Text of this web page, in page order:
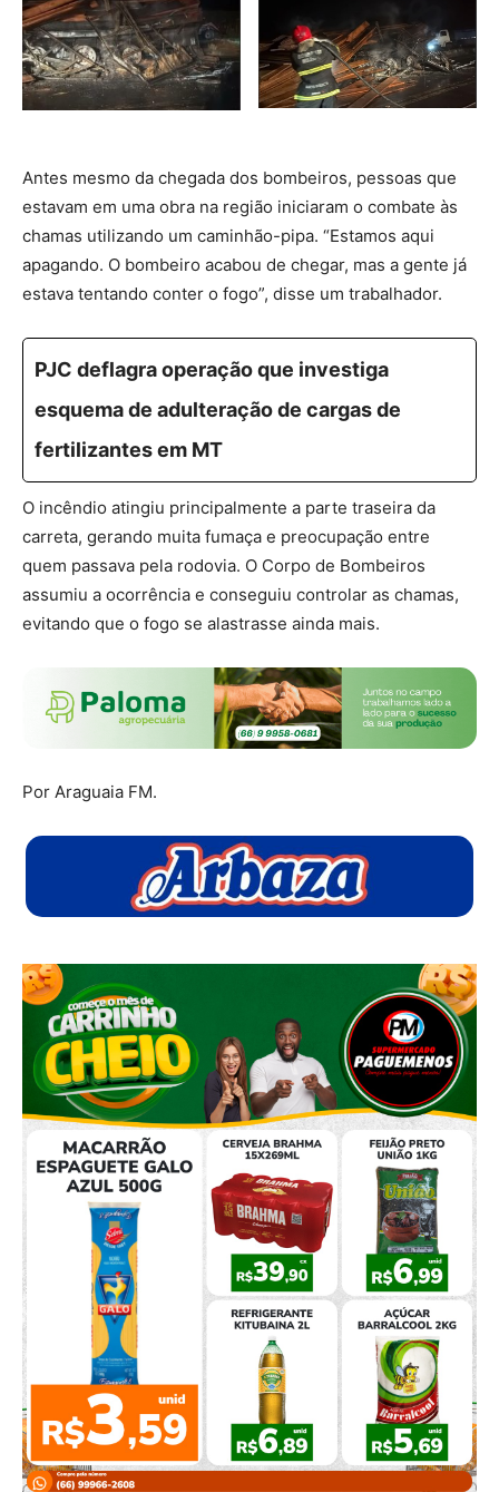
Antes mesmo da chegada dos bombeiros, pessoas que
estavam em uma obra na região iniciaram o combate às
chamas utilizando um caminhão-pipa. “Estamos aqui
apagando. O bombeiro acabou de chegar, mas a gente já
estava tentando conter o fogo”, disse um trabalhador.
PJC deflagra operação que investiga
esquema de adulteração de cargas de
fertilizantes em MT
O incêndio atingiu principalmente a parte traseira da
carreta, gerando muita fumaça e preocupação entre
quem passava pela rodovia. O Corpo de Bombeiros
assumiu a ocorrência e conseguiu controlar as chamas,
evitando que o fogo se alastrasse ainda mais.
Por Araguaia FM.